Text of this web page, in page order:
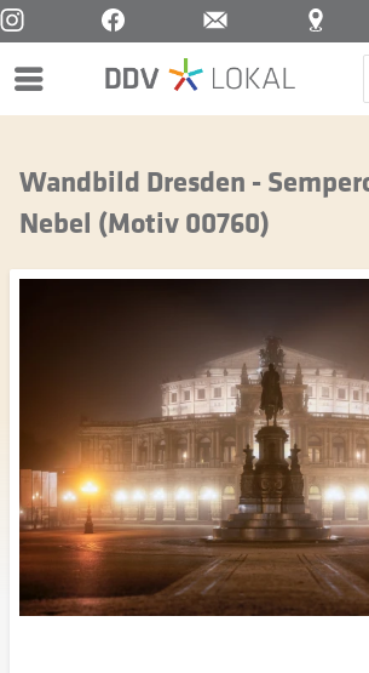
Menü
Wandbild Dresden -
Nebel (Motiv 00760)